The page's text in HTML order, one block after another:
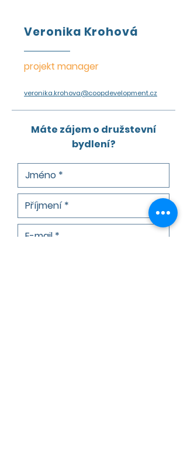
Veronika Krohová
projekt manager
veronika.krohova@coopdevelopment.cz
Máte zájem o družstevní
bydlení?